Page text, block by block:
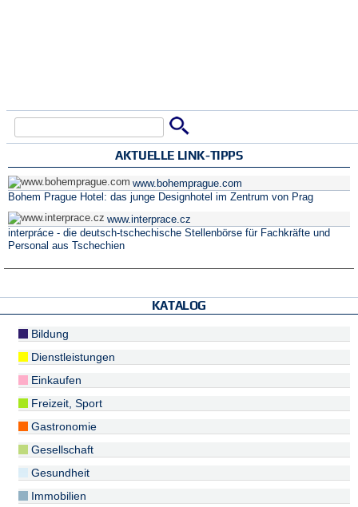
AKTUELLE LINK-TIPPS
www.bohemprague.com
Bohem Prague Hotel: das junge Designhotel im Zentrum von Prag
www.interprace.cz
interpráce - die deutsch-tschechische Stellenbörse für Fachkräfte und
Personal aus Tschechien
KATALOG
Bildung
Dienstleistungen
Einkaufen
Freizeit, Sport
Gastronomie
Gesellschaft
Gesundheit
Immobilien